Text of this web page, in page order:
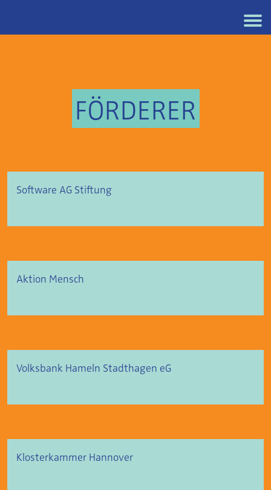
FÖRDERER
Software AG Stiftung
Aktion Mensch
Volksbank Hameln Stadthagen eG
Klosterkammer Hannover